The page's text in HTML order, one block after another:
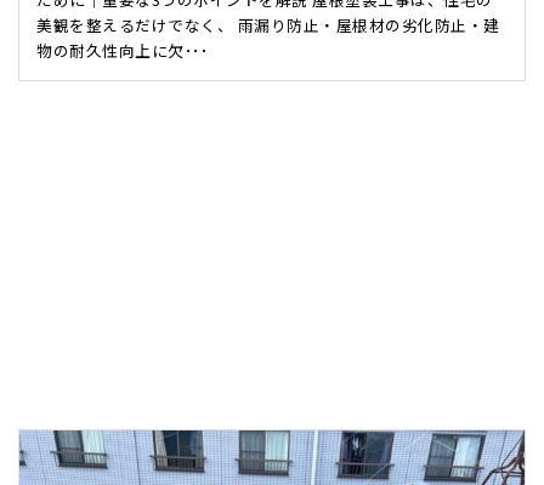
美観を整えるだけでなく、 雨漏り防止・屋根材の劣化防止・建
物の耐久性向上に欠･･･